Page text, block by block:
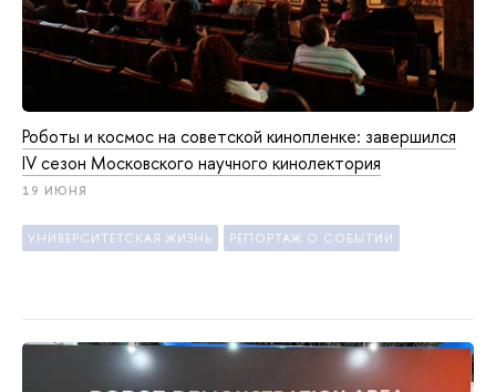
Роботы и космос на советской кинопленке: завершился
IV сезон Московского научного кинолектория
19 ИЮНЯ
УНИВЕРСИТЕТСКАЯ ЖИЗНЬ РЕПОРТАЖ О СОБЫТИИ